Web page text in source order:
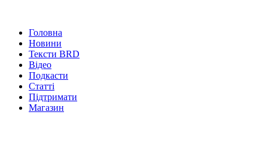
Головна
Новини
Тексти BRD
Відео
Подкасти
Статті
Підтримати
Магазин